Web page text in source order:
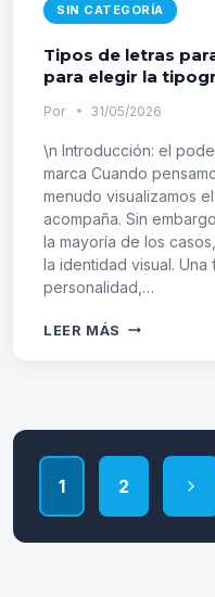
SIN CATEGORÍA
Tipos de letras
para elegir la
Por 31/05/2026
\n Introducción: el
marca Cuando
menudo visualizamos
acompaña. Sin
la mayoría de los
la identidad visual.
personalidad,…
LEER MÁS TIPOS
GUÍA
COMPLETA
PARA
ELEGIR
LA
TIPOGRAFÍA
Navegación
de
página
1 2